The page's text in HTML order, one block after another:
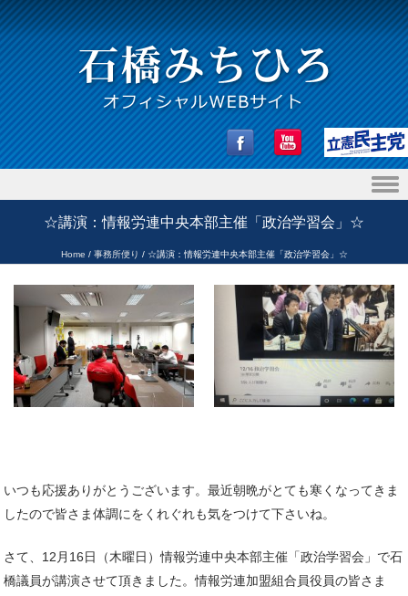
Skip to content
☆講演：情報労連中央本部主催「政治学習会」☆
Home /事務所便り / ☆講演：情報労連中央本部主催「政治学習会」☆
いつも応援ありがとうございます。最近朝晩がとても寒くなってきま
したので皆さま体調にをくれぐれも気をつけて下さいね。
さて、12月16日（木曜日）情報労連中央本部主催「政治学習会」で石
橋議員が講演させて頂きました。情報労連加盟組合員役員の皆さま